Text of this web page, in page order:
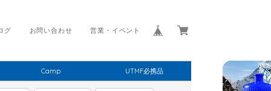
営業・イベント
お問い合わせ
グ
Camp UTMF必携品